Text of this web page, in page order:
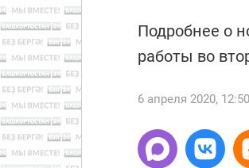
Подробнее о
работы во
6 апреля 2020, 12:50